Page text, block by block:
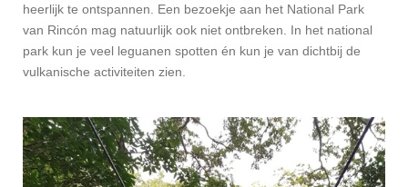
heerlijk te ontspannen. Een bezoekje aan het National Park
van Rincón mag natuurlijk ook niet ontbreken. In het national
park kun je veel leguanen spotten én kun je van dichtbij de
vulkanische activiteiten zien.